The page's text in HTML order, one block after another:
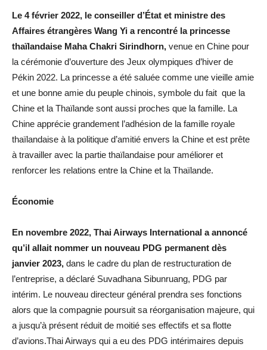
Le 4 février 2022, le conseiller d’État et ministre des
Affaires étrangères Wang Yi a rencontré la princesse
thaïlandaise Maha Chakri Sirindhorn, venue en Chine pour
la cérémonie d’ouverture des Jeux olympiques d’hiver de
Pékin 2022. La princesse a été saluée comme une vieille amie
et une bonne amie du peuple chinois, symbole du fait que la
Chine et la Thaïlande sont aussi proches que la famille. La
Chine apprécie grandement l’adhésion de la famille royale
thaïlandaise à la politique d’amitié envers la Chine et est prête
à travailler avec la partie thaïlandaise pour améliorer et
renforcer les relations entre la Chine et la Thaïlande.
Économie
En novembre 2022, Thai Airways International a annoncé
qu’il allait nommer un nouveau PDG permanent dès
janvier 2023, dans le cadre du plan de restructuration de
l’entreprise, a déclaré Suvadhana Sibunruang, PDG par
intérim. Le nouveau directeur général prendra ses fonctions
alors que la compagnie poursuit sa réorganisation majeure, qui
a jusqu’à présent réduit de moitié ses effectifs et sa flotte
d’avions.Thai Airways qui a eu des PDG intérimaires depuis